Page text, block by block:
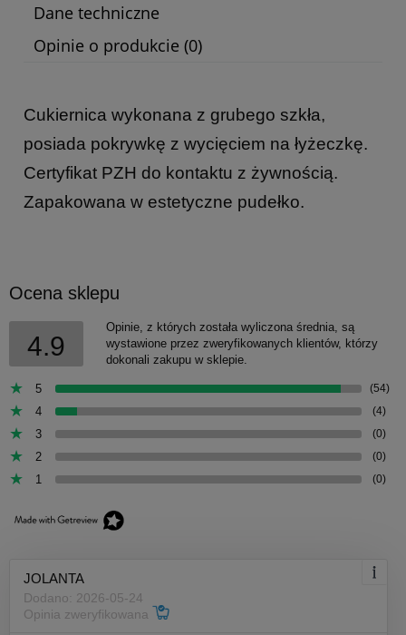
Dane techniczne
Opinie o produkcie (0)
Cukiernica wykonana z grubego szkła,
posiada pokrywkę z wycięciem na łyżeczkę.
Certyfikat PZH do kontaktu z żywnością.
Zapakowana w estetyczne pudełko.
Ocena sklepu
4.9
Opinie, z których została wyliczona średnia, są
wystawione przez zweryfikowanych klientów, którzy
dokonali zakupu w sklepie.
5 (54)
4 (4)
3 (0)
2 (0)
1 (0)
JOLANTA
Dodano: 2026-05-24
Opinia zweryfikowana